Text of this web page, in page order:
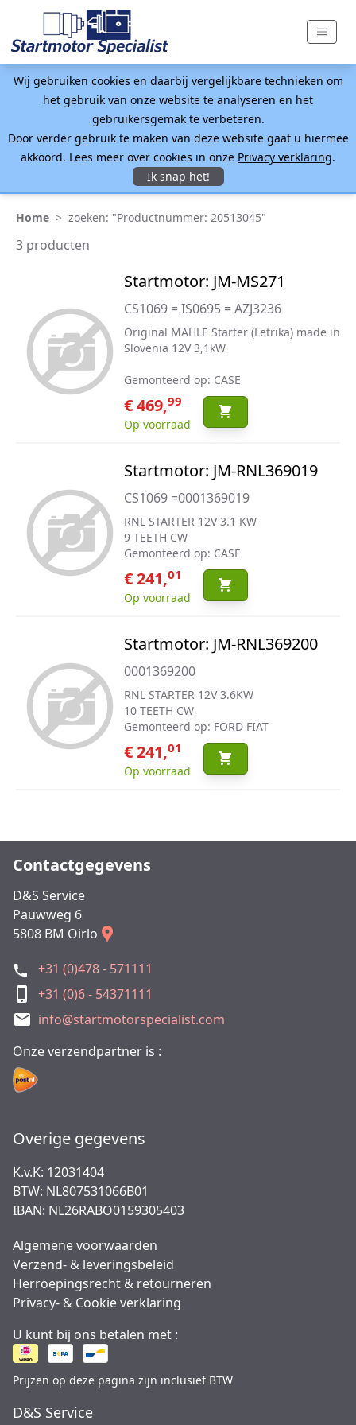
Wij gebruiken cookies en daarbij vergelijkbare technieken om
het gebruik van onze website te analyseren en het
gebruikersgemak te verbeteren.
Door verder gebruik te maken van deze website gaat u hiermee
akkoord. Lees meer over cookies in onze Privacy verklaring.
Ik snap het!
Home > zoeken: "Productnummer: 20513045"
3 producten
Startmotor: JM-MS271
CS1069 = IS0695 = AZJ3236
Original MAHLE Starter (Letrika) made in
Slovenia 12V 3,1kW
Gemonteerd op: CASE
€ 469,99
Op voorraad
Startmotor: JM-RNL369019
CS1069 =0001369019
RNL STARTER 12V 3.1 KW
9 TEETH CW
Gemonteerd op: CASE
€ 241,01
Op voorraad
Startmotor: JM-RNL369200
0001369200
RNL STARTER 12V 3.6KW
10 TEETH CW
Gemonteerd op: FORD FIAT
€ 241,01
Op voorraad
Contactgegevens
D&S Service
Pauwweg 6
5808 BM Oirlo
+31 (0)478 - 571111
+31 (0)6 - 54371111
info@startmotorspecialist.com
Onze verzendpartner is :
Overige gegevens
K.v.K: 12031404
BTW: NL807531066B01
IBAN: NL26RABO0159305403
Algemene voorwaarden
Verzend- & leveringsbeleid
Herroepingsrecht & retourneren
Privacy- & Cookie verklaring
U kunt bij ons betalen met :
Prijzen op deze pagina zijn inclusief BTW
D&S Service